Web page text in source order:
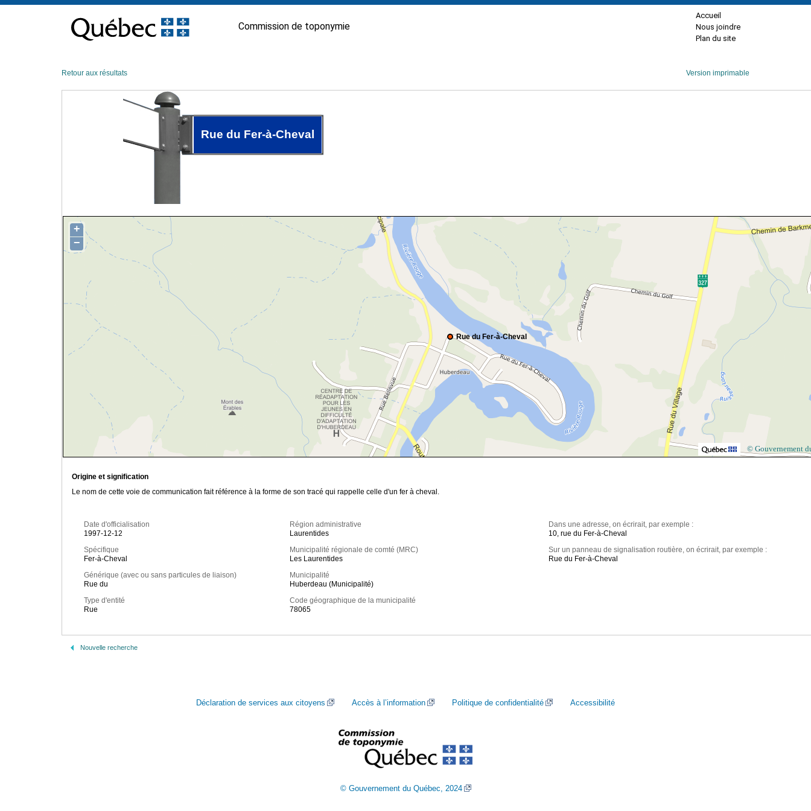
contenu
Commission de toponymie
Accueil
Nous joindre
Plan du site
Retour aux résultats Version imprimable
Rue du Fer-à-Cheval
Rue du Fer-à-Cheval
+
−
© Gouvernement
Origine et signification
Le nom de cette voie de communication fait référence à la forme de son tracé qui rappelle celle d'un fer à cheval.
Date d'officialisation
1997-12-12
Spécifique
Fer-à-Cheval
Générique (avec ou sans particules de liaison)
Rue du
Type d'entité
Rue
Région administrative
Laurentides
Municipalité régionale de comté (MRC)
Les Laurentides
Municipalité
Huberdeau (Municipalité)
Code géographique de la municipalité
78065
Dans une adresse, on écrirait, par exemple :
10, rue du Fer-à-Cheval
Sur un panneau de signalisation routière, on écrirait, par exemple :
Rue du Fer-à-Cheval
Nouvelle recherche
Déclaration de services aux citoyens Accès à l’information Politique de confidentialité Accessibilité
© Gouvernement du Québec, 2024